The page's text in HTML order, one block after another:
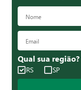
Qual sua região?
RS SP